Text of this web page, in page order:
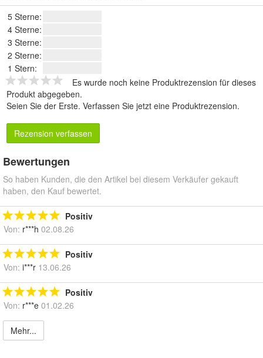
5 Sterne:
4 Sterne:
3 Sterne:
2 Sterne:
1 Stern:
Es wurde noch keine Produktrezension für dieses
Produkt abgegeben.
Seien Sie der Erste. Verfassen Sie jetzt eine Produktrezension.
Rezension verfassen
Bewertungen
So haben Kunden, die den Artikel bei diesem Verkäufer gekauft
haben, den Kauf bewertet.
Positiv
Von: r***h 02.08.26
Positiv
Von: i***r 13.06.26
Positiv
Von: r***e 01.02.26
Mehr...